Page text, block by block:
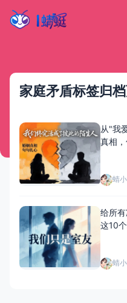
家庭矛盾标签归
从"我
真相
蜻
给所
这10
蜻